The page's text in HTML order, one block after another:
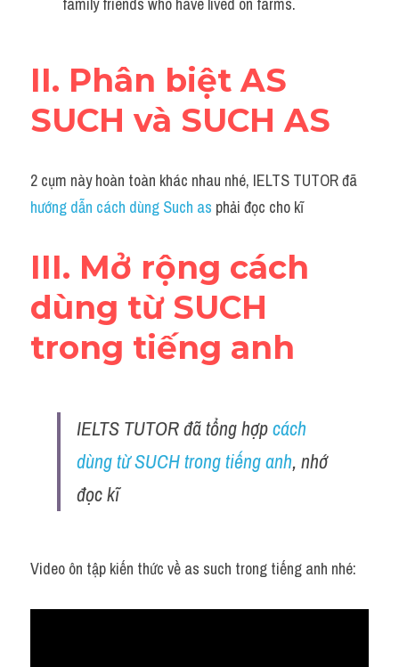
II. Phân biệt AS
SUCH và SUCH AS
hướng dẫn cách dùng Such as phải đọc cho kĩ
III. Mở rộng cách
dùng từ SUCH
trong tiếng anh
IELTS TUTOR đã tổng hợp cách
dùng từ SUCH trong tiếng anh, nhớ
đọc kĩ
Video ôn tập kiến thức về as such trong tiếng anh nhé: